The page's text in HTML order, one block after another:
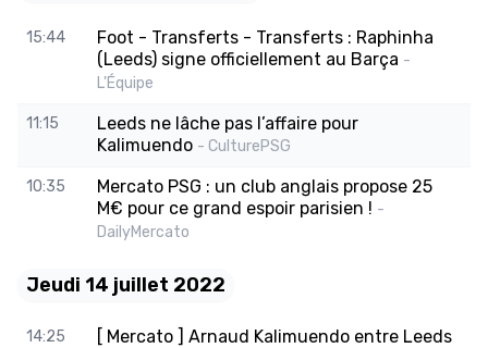
15:44
Foot - Transferts - Transferts : Raphinha
(Leeds) signe officiellement au Barça -
L'Équipe
11:15
Leeds ne lâche pas l’affaire pour
Kalimuendo - CulturePSG
10:35
Mercato PSG : un club anglais propose 25
M€ pour ce grand espoir parisien ! -
DailyMercato
Jeudi 14 juillet 2022
14:25 [ Mercato ] Arnaud Kalimuendo entre Leeds